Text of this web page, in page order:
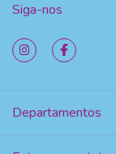
Siga-nos
Departamentos